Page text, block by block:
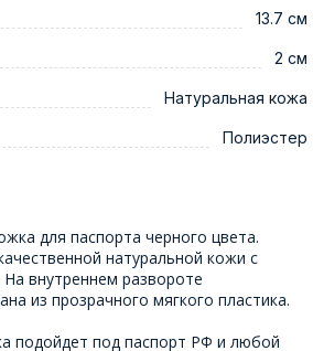
13.7 см
2 см
Натуральная кожа
Полиэстер
для паспорта черного цвета.
натуральной кожи с
внутреннем развороте
из прозрачного мягкого пластика.
подойдет под паспорт РФ и любой